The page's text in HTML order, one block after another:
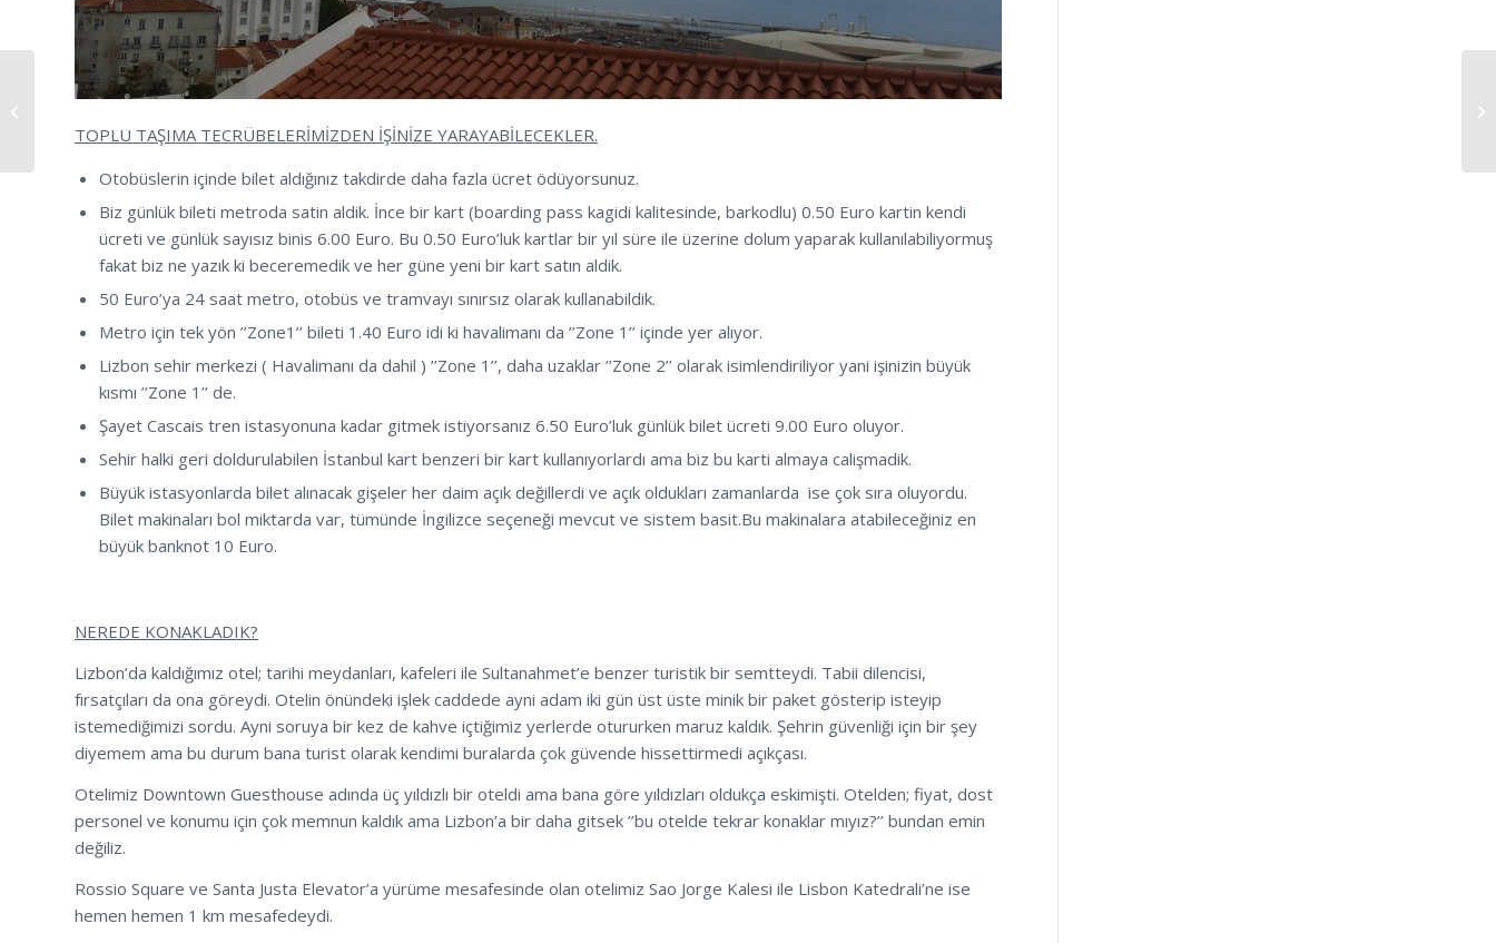
TOPLU TAŞIMA TECRÜBELERİMİZDEN İŞİNİZE YARAYABİLECEKLER.
Otobüslerin içinde bilet aldığınız takdirde daha fazla ücret ödüyorsunuz.
Biz günlük bileti metroda satin aldik. İnce bir kart (boarding pass kagidi kalitesinde, barkodlu) 0.50 Euro kartin kendi
ücreti ve günlük sayısız binis 6.00 Euro. Bu 0.50 Euro’luk kartlar bir yıl süre ile üzerine dolum yaparak kullanılabiliyormuş
fakat biz ne yazık ki beceremedik ve her güne yeni bir kart satın aldik.
50 Euro’ya 24 saat metro, otobüs ve tramvayı sınırsız olarak kullanabildik.
Metro için tek yön ’’Zone1’’ bileti 1.40 Euro idi ki havalimanı da ’’Zone 1’’ içinde yer alıyor.
Lizbon sehir merkezi ( Havalimanı da dahil ) ’’Zone 1’’, daha uzaklar ’’Zone 2’’ olarak isimlendiriliyor yani işinizin büyük
kısmı ’’Zone 1’’ de.
Şayet Cascais tren istasyonuna kadar gitmek istiyorsanız 6.50 Euro’luk günlük bilet ücreti 9.00 Euro oluyor.
Sehir halki geri doldurulabilen İstanbul kart benzeri bir kart kullanıyorlardı ama biz bu karti almaya calişmadik.
Büyük istasyonlarda bilet alınacak gişeler her daim açık değillerdi ve açık oldukları zamanlarda ise çok sıra oluyordu.
Bilet makinaları bol miktarda var, tümünde İngilizce seçeneği mevcut ve sistem basit.Bu makinalara atabileceğiniz en
büyük banknot 10 Euro.
NEREDE KONAKLADIK?
Lizbon’da kaldığımız otel; tarihi meydanları, kafeleri ile Sultanahmet’e benzer turistik bir semtteydi. Tabii dilencisi,
fırsatçıları da ona göreydi. Otelin önündeki işlek caddede ayni adam iki gün üst üste minik bir paket gösterip isteyip
istemediğimizi sordu. Ayni soruya bir kez de kahve içtiğimiz yerlerde otururken maruz kaldık. Şehrin güvenliği için bir şey
diyemem ama bu durum bana turist olarak kendimi buralarda çok güvende hissettirmedi açıkçası.
Otelimiz Downtown Guesthouse adında üç yıldızlı bir oteldi ama bana göre yıldızları oldukça eskimişti. Otelden; fiyat, dost
personel ve konumu için çok memnun kaldık ama Lizbon’a bir daha gitsek ’’bu otelde tekrar konaklar mıyız?’’ bundan emin
değiliz.
Rossio Square ve Santa Justa Elevator’a yürüme mesafesinde olan otelimiz Sao Jorge Kalesi ile Lisbon Katedrali’ne ise
hemen hemen 1 km mesafedeydi.